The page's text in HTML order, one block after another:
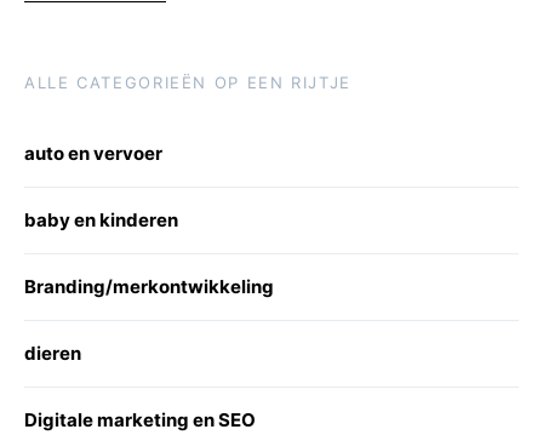
ALLE CATEGORIEËN OP EEN RIJTJE
auto en vervoer
baby en kinderen
Branding/merkontwikkeling
dieren
Digitale marketing en SEO